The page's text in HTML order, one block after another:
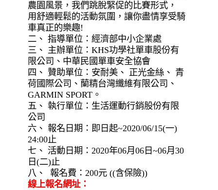
農園風景，我們跳脫緊促的比賽形式，
用舒適輕鬆的活動氛圍，讓你盡情享受騎
車真正的樂趣!
二、 指導單位：經濟部中小企業處
三、 主辦單位：KHS功學社單車股份有
限公司、中華民國單車安全協會
四、 贊助單位：安耐美、 正光金絲、 青
荷國際公司、蘭精台灣纖維有限公司、
GARMIN SPORT。
五、 執行單位：生活運動行銷股份有限
公司
六、 報名日期：即日起~2020/06/15(一)
24:00止
七、 活動日期：2020年06月06日~06月30
日(二)止
八、 報名費：200元 ((含保險))
線上報名網址：